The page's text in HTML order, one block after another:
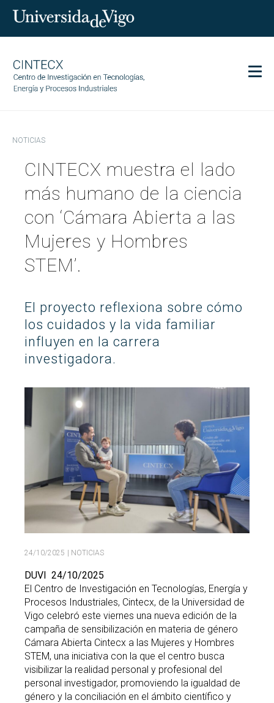
Investigación
Transferencia
Servicios
Ciencia y sociedad
Igualdad
GL EN Search
por:
BUSCAR
Twitter Youtube Linkedin
NOTICIAS
CINTECX muestra el lado
más humano de la ciencia
con ‘Cámara Abierta a las
Mujeres y Hombres
STEM’.
El proyecto reflexiona sobre cómo
los cuidados y la vida familiar
influyen en la carrera
investigadora.
24/10/2025 | NOTICIAS
DUVI 24/10/2025
El Centro de Investigación en Tecnologías, Energía y
Procesos Industriales, Cintecx, de la Universidad de
Vigo celebró este viernes una nueva edición de la
campaña de sensibilización en materia de género
Cámara Abierta Cintecx a las Mujeres y Hombres
STEM, una iniciativa con la que el centro busca
visibilizar la realidad personal y profesional del
personal investigador, promoviendo la igualdad de
género y la conciliación en el ámbito científico y